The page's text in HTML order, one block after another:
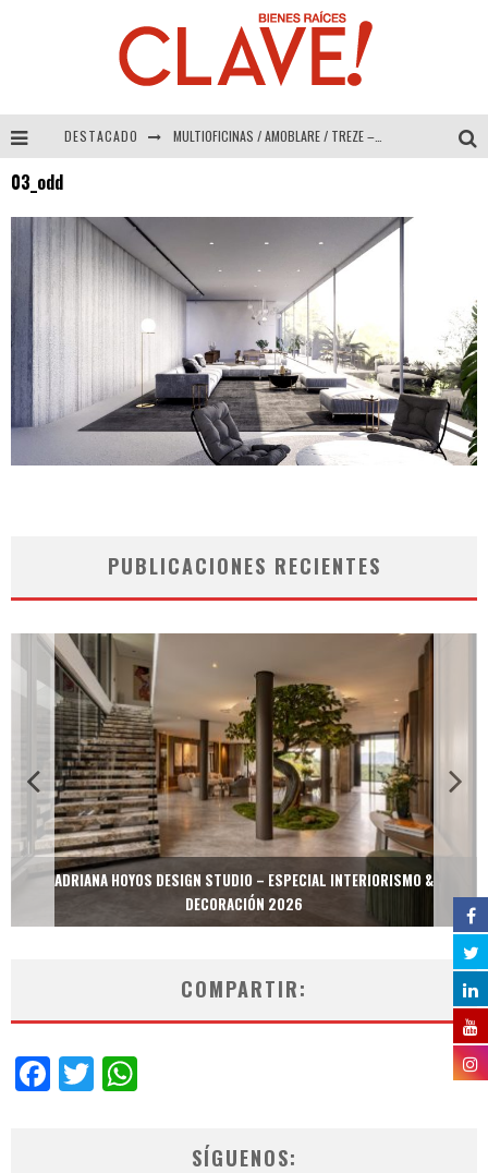
DESTACADO MULTIOFICINAS / AMOBLARE / TREZE – Especial Interiorismo & Decoración 2026
COLINEAL – Especial Interiorismo & Decoración 2026
03_odd
PUBLICACIONES RECIENTES
ADRIANA HOYOS DESIGN STUDIO – ESPECIAL INTERIORISMO &
DECORACIÓN 2026
COMPARTIR:
Facebook
Twitter
SÍGUENOS: